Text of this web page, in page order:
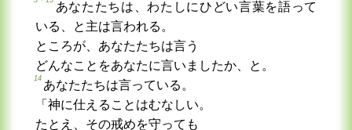
あなたたちは、わたしにひどい言葉を語って
いる、と主は言われる。
ところが、あなたたちは言う
どんなことをあなたに言いましたか、と。
14
あなたたちは言っている。
「神に仕えることはむなしい。
たとえ、その戒めを守っても